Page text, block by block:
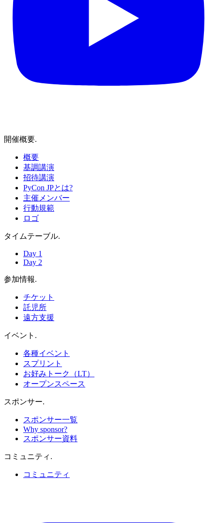
開催概要.
概要
基調講演
招待講演
PyCon JPとは?
主催メンバー
行動規範
ロゴ
タイムテーブル.
Day 1
Day 2
参加情報.
チケット
託児所
遠方支援
イベント .
各種イベント
スプリント
お好みトーク（LT）
オープンスペース
スポンサー.
スポンサー一覧
Why sponsor?
スポンサー資料
コミュニティ .
コミュニティ